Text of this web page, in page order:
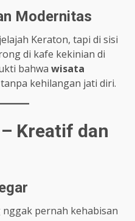
Modernitas
Keraton, tapi di sisi
di kafe kekinian di
bahwa wisata
kehilangan jati diri.
Kreatif dan
pernah kehabisan